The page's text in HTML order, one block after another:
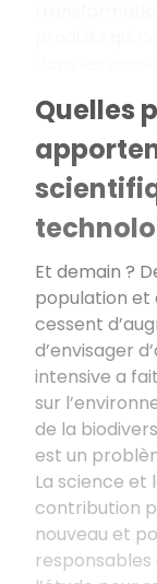
Quelles
Et demain ?
population et
cessent
d’envisager
intensive a
sur
de la
est un
La science et
contribution
nouveau et
responsables